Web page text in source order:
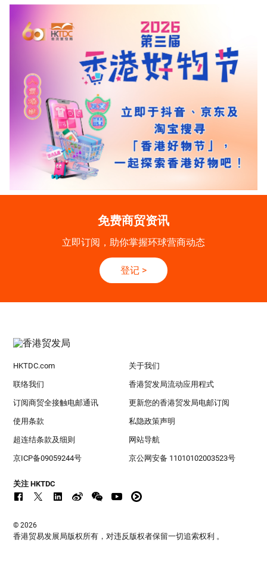
免费商贸资讯
立即订阅，助你掌握环球营商动态
登记 >
HKTDC.com 关于我们
联络我们 香港贸发局流动应用程式
订阅商贸全接触电邮通讯 更新您的香港贸发局电邮订阅
使用条款 私隐政策声明
超连结条款及细则 网站导航
京ICP备09059244号 京公网安备 11010102003523号
关注 HKTDC
© 2026
香港贸易发展局版权所有，对违反版权者保留一切追索权利 。